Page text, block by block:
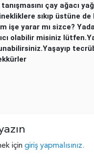
çay ağacı
sıkıp üstüne
işe yarar mı sizce?
olabilir misiniz
için giriş yapmalısınız.